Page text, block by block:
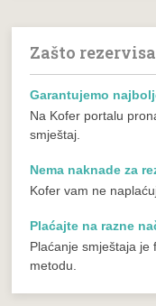
Zašto
Garantujemo
Na Kofer portalu
smještaj.
Nema naknade za
Kofer vam ne
Plaćajte na razne
Plaćanje smještaja je
metodu.